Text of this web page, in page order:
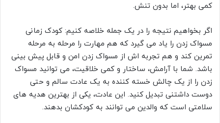
کمی بهتر، اما بدون تنش.
اگر بخواهیم نتیجه را در یک جمله خلاصه کنیم: کودک زمانی
مسواک زدن را یاد می گیرد که هم مهارت را مرحله به مرحله
تمرین کند و هم تجربه اش از مسواک زدن امن و قابل پیش بینی
باشد. شما با آرامش، ساختار و کمی خلاقیت، می توانید مسواک
زدن را از یک چالش خسته کننده به یک عادت سالم و حتی
دوست داشتنی تبدیل کنید. این عادت، یکی از بهترین هدیه های
سلامتی است که والدین می توانند به کودکشان بدهند.